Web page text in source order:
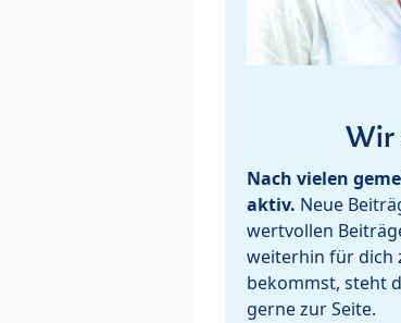
Wir
Nach vielen
aktiv. Neue
wertvollen
weiterhin für dich
bekommst, steht
gerne zur Seite.